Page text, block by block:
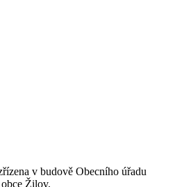
v budově Obecního úřadu
Žilov.